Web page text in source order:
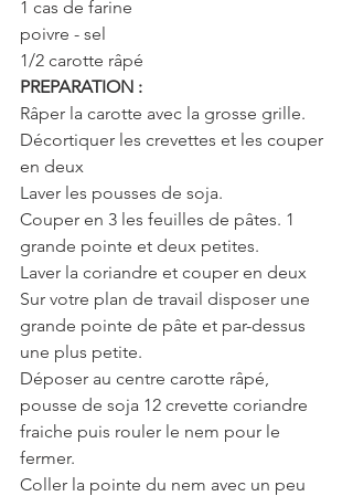
1 cas de farine
poivre - sel
1/2 carotte râpé
PREPARATION :
Râper la carotte avec la grosse grille.
Décortiquer les crevettes et les couper
en deux
Laver les pousses de soja.
Couper en 3 les feuilles de pâtes. 1
grande pointe et deux petites.
Laver la coriandre et couper en deux
Sur votre plan de travail disposer une
grande pointe de pâte et par-dessus
une plus petite.
Déposer au centre carotte râpé,
pousse de soja 12 crevette coriandre
fraiche puis rouler le nem pour le
fermer.
Coller la pointe du nem avec un peu